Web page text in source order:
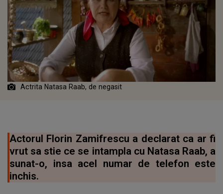
Actrita Natasa Raab, de negasit
Actorul Florin Zamifrescu a declarat ca ar fi
vrut sa stie ce se intampla cu Natasa Raab, a
sunat-o, insa acel numar de telefon este
inchis.